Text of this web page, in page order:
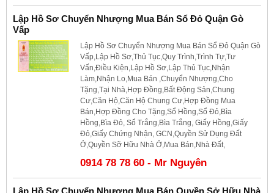
Lập Hồ Sơ Chuyển Nhượng Mua Bán Sổ Đỏ Quận Gò
Vấp
Lập Hồ Sơ Chuyển Nhượng Mua Bán Sổ Đỏ Quận Gò
Vấp,Lập Hồ Sơ,Thủ Tục,Quy Trình,Trình Tự,Tư
Vấn,Điều Kiện,Lập Hồ Sơ,Lập Thủ Tục,Nhận
Làm,Nhận Lo,Mua Bán ,Chuyển Nhượng,Cho
Tặng,Tại Nhà,Hợp Đồng,Bất Động Sản,Chung
Cư,Căn Hộ,Căn Hộ Chung Cư,Hợp Đồng Mua
Bán,Hợp Đồng Cho Tặng,Sổ Hồng,Sổ Đỏ,Bìa
Hồng,Bìa Đỏ, Sổ Trắng,Bìa Trắng, Giấy Hồng,Giấy
Đỏ,Giấy Chứng Nhận, GCN,Quyền Sử Dụng Đất
Ở,Quyền Sỡ Hữu Nhà Ở,Mua Bán,Nhà Đất,
0914 78 78 60 - Mr Nguyên
Lập Hồ Sơ Chuyển Nhượng Mua Bán Quyền Sở Hữu Nhà